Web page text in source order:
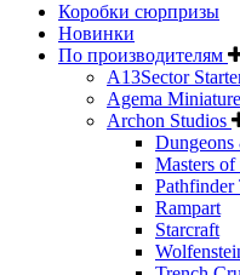
Коробки сюрпризы
Новинки
По производителям
A13Sector
Agema
Archon Studios
Dungeons
Masters
Pathfinder
Rampart
Starcraft